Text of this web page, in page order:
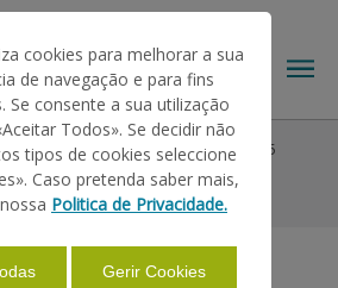
o menu
Ajudas no Pedido Único
Pré-PU 2025
Animais
Ovelha e Cabra
cookies para melhorar a sua
de navegação e para fins
Se consente a sua utilização
Todos». Se decidir não
tipos de cookies seleccione
Caso pretenda saber mais,
Politica de Privacidade.
Gerir Cookies